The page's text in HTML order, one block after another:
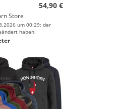
54,90 €
Store
um 00:29; der
haben.